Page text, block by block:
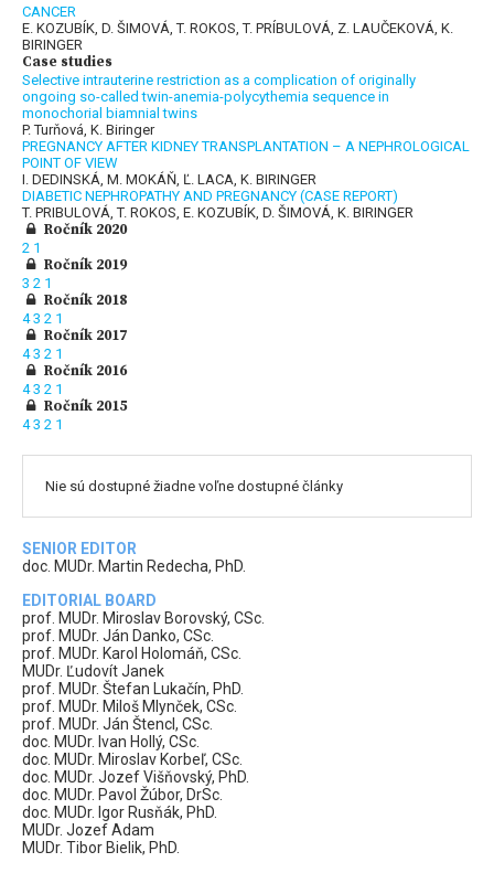
CANCER
E. KOZUBÍK, D. ŠIMOVÁ, T. ROKOS, T. PRÍBULOVÁ, Z. LAUČEKOVÁ, K.
BIRINGER
Case studies
Selective intrauterine restriction as a complication of originally
ongoing so-called twin-anemia-polycythemia sequence in
monochorial biamnial twins
P. Turňová, K. Biringer
PREGNANCY AFTER KIDNEY TRANSPLANTATION – A NEPHROLOGICAL
POINT OF VIEW
I. DEDINSKÁ, M. MOKÁŇ, Ľ. LACA, K. BIRINGER
DIABETIC NEPHROPATHY AND PREGNANCY (CASE REPORT)
T. PRIBULOVÁ, T. ROKOS, E. KOZUBÍK, D. ŠIMOVÁ, K. BIRINGER
Ročník 2020
2 1
Ročník 2019
3 2 1
Ročník 2018
43 2 1
Ročník 2017
43 2 1
Ročník 2016
43 2 1
Ročník 2015
43 2 1
Nie sú dostupné žiadne voľne dostupné články
SENIOR EDITOR
doc. MUDr. Martin Redecha, PhD.
EDITORIAL BOARD
prof. MUDr. Miroslav Borovský, CSc.
prof. MUDr. Ján Danko, CSc.
prof. MUDr. Karol Holomáň, CSc.
MUDr. Ľudovít Janek
prof. MUDr. Štefan Lukačín, PhD.
prof. MUDr. Miloš Mlynček, CSc.
prof. MUDr. Ján Štencl, CSc.
doc. MUDr. Ivan Hollý, CSc.
doc. MUDr. Miroslav Korbeľ, CSc.
doc. MUDr. Jozef Višňovský, PhD.
doc. MUDr. Pavol Žúbor, DrSc.
doc. MUDr. Igor Rusňák, PhD.
MUDr. Jozef Adam
MUDr. Tibor Bielik, PhD.